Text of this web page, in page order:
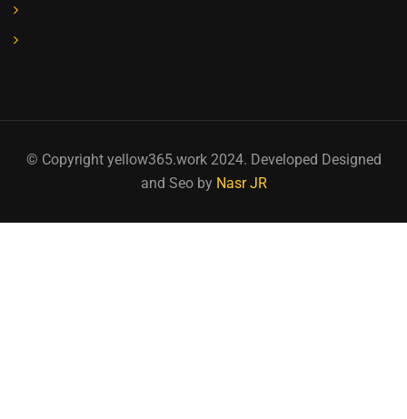
© Copyright yellow365.work 2024. Developed Designed
and Seo by Nasr JR